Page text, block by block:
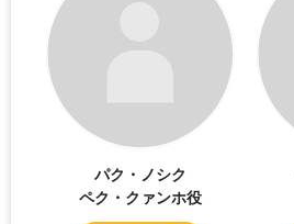
パク・ノシク
ペク・クァンホ役